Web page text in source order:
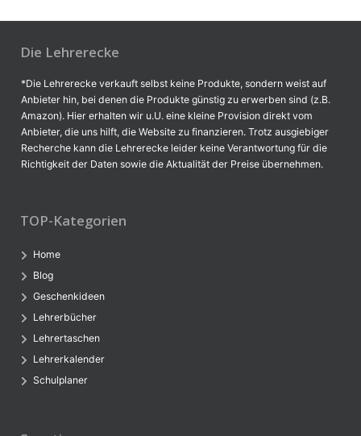
Die Lehrerecke
*Die Lehrerecke verkauft selbst keine Produkte, sondern weist auf
Anbieter hin, bei denen die Produkte günstig zu erwerben sind (z.B.
Amazon). Hier erhalten wir u.U. eine kleine Provision direkt vom
Anbieter, die uns hilft, die Website zu finanzieren. Trotz ausgiebiger
Recherche kann die Lehrerecke leider keine Verantwortung für die
Richtigkeit der Daten sowie die Aktualität der Preise übernehmen.
TOP-Kategorien
Home
Blog
Geschenkideen
Lehrerbücher
Lehrertaschen
Lehrerkalender
Schulplaner